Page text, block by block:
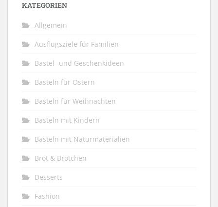
KATEGORIEN
Allgemein
Ausflugsziele für Familien
Bastel- und Geschenkideen
Basteln für Ostern
Basteln für Weihnachten
Basteln mit Kindern
Basteln mit Naturmaterialien
Brot & Brötchen
Desserts
Fashion